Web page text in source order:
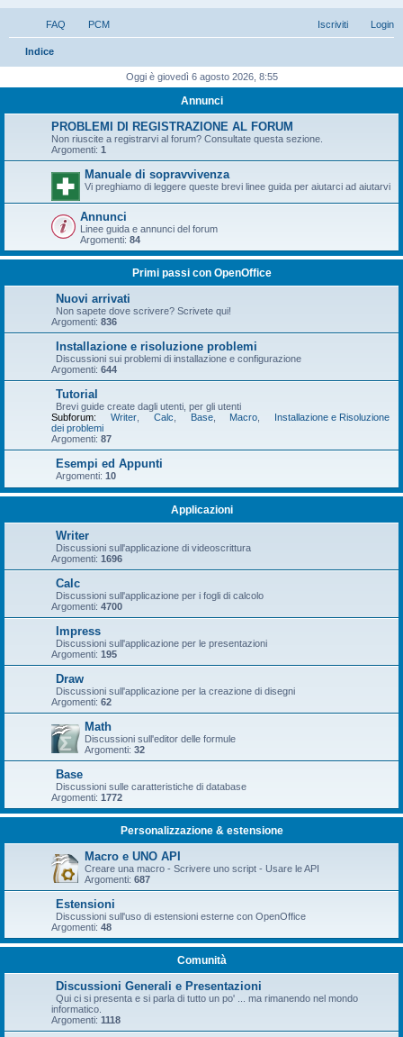
FAQ PCM Login
Iscriviti
Indice
c
Oggi è giovedì 6 agosto 2026, 8:55
Annunci
PROBLEMI DI REGISTRAZIONE AL FORUM
Non riuscite a registrarvi al forum? Consultate questa sezione.
Argomenti: 1
Manuale di sopravvivenza
Vi preghiamo di leggere queste brevi linee guida per aiutarci ad aiutarvi
Annunci
Linee guida e annunci del forum
Argomenti: 84
Primi passi con OpenOffice
Nuovi arrivati
Non sapete dove scrivere? Scrivete qui!
Argomenti: 836
Installazione e risoluzione problemi
Discussioni sui problemi di installazione e configurazione
Argomenti: 644
Tutorial
Brevi guide create dagli utenti, per gli utenti
Subforum:
Writer, Calc Base, Macro
Installazione e Risoluzione
dei problemi
Argomenti: 87
Esempi ed Appunti
Argomenti: 10
Applicazioni
Writer
Discussioni sull'applicazione di videoscrittura
Argomenti: 1696
Calc
Discussioni sull'applicazione per i fogli di calcolo
Argomenti: 4700
Impress
Discussioni sull'applicazione per le presentazioni
Argomenti: 195
Draw
Discussioni sull'applicazione per la creazione di disegni
Argomenti: 62
Math
Discussioni sull'editor delle formule
Argomenti: 32
Base
Discussioni sulle caratteristiche di database
Argomenti: 1772
Personalizzazione & estensione
Macro e UNO API
Creare una macro - Scrivere uno script - Usare le API
Argomenti: 687
Estensioni
Discussioni sull'uso di estensioni esterne con OpenOffice
Argomenti: 48
Comunità
Discussioni Generali e Presentazioni
Qui ci si presenta e si parla di tutto un po' ... ma rimanendo nel mondo
informatico.
Argomenti: 1118